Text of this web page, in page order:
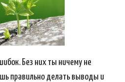
Без них ты ничему не
правильно делать выводы и